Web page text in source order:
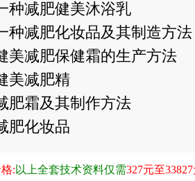
种减肥健美沐浴乳
种减肥化妆品及其制造方法
美减肥保健霜的生产方法
美减肥精
肥霜及其制作方法
肥化妆品